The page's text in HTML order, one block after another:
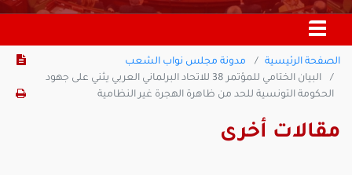
الصفحة الرئيسية
مدونة مجلس نواب الشعب
البيان الختامي للمؤتمر 38 للاتحاد البرلماني العربي يثني على جهود
الحكومة التونسية للحد من ظاهرة الهجرة غير النظامية
مقالات أخرى